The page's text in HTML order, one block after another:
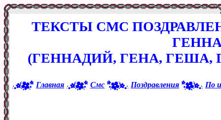
ТЕКСТЫ СМС
(ГЕННАДИЙ, ГЕНА, ГЕША,
Главная Смс Поздравления По